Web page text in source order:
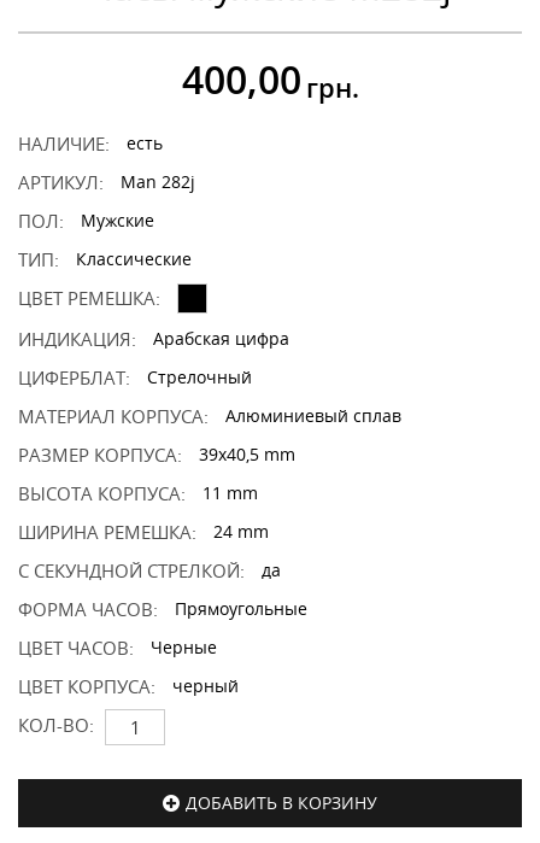
400,00 грн.
НАЛИЧИЕ: есть
АРТИКУЛ: Man 282j
ПОЛ: Мужские
ТИП: Классические
ЦВЕТ РЕМЕШКА:
ИНДИКАЦИЯ:
Арабская цифра
ЦИФЕРБЛАТ: Стрелочный
МАТЕРИАЛ КОРПУСА: Алюминиевый сплав
РАЗМЕР КОРПУСА: 39x40,5 mm
ВЫСОТА КОРПУСА: 11 mm
ШИРИНА РЕМЕШКА: 24 mm
С СЕКУНДНОЙ СТРЕЛКОЙ: да
ФОРМА ЧАСОВ: Прямоугольные
ЦВЕТ ЧАСОВ: Черные
ЦВЕТ КОРПУСА: черный
КОЛ-ВО:
ДОБАВИТЬ В КОРЗИНУ